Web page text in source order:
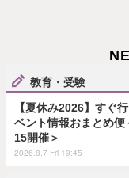
教育・受験
【夏休み2026】すぐ
ベント情報おまとめ便
15開催＞
2026.8.7 Fri 19:45